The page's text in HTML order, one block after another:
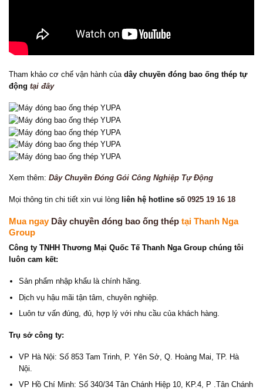
Tham khảo cơ chế vận hành của dây chuyền đóng bao ống thép tự
động tại đây
Xem thêm: Dây Chuyền Đóng Gói Công Nghiệp Tự Động
Mọi thông tin chi tiết xin vui lòng liên hệ hotline số 0925 19 16 18
Mua ngay Dây chuyền đóng bao ống thép tại Thanh Nga
Group
Công ty TNHH Thương Mại Quốc Tế Thanh Nga Group chúng tôi
luôn cam kết:
Sản phẩm nhập khẩu là chính hãng.
Dịch vụ hậu mãi tận tâm, chuyên nghiệp.
Luôn tư vấn đúng, đủ, hợp lý với nhu cầu của khách hàng.
Trụ sở công ty:
VP Hà Nội: Số 853 Tam Trinh, P. Yên Sở, Q. Hoàng Mai, TP. Hà
Nội.
VP Hồ Chí Minh: Số 340/34 Tân Chánh Hiệp 10, KP.4, P .Tân Chánh